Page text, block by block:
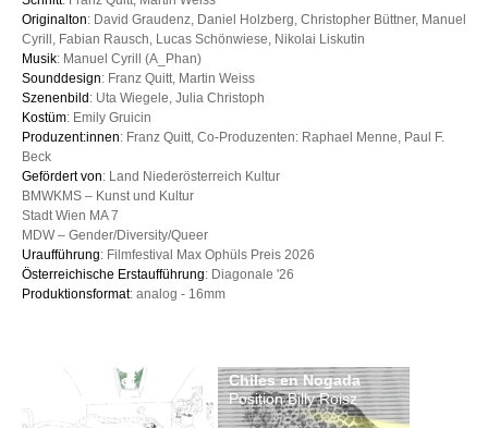
Originalton: David Graudenz, Daniel Holzberg, Christopher Büttner, Manuel
Cyrill, Fabian Rausch, Lucas Schönwiese, Nikolai Liskutin
Musik: Manuel Cyrill (A_Phan)
Sounddesign: Franz Quitt, Martin Weiss
Szenenbild : Uta Wiegele, Julia Christoph
Kostüm: Emily Gruicin
Produzent:innen: Franz Quitt, Co-Produzenten: Raphael Menne, Paul F.
Beck
Gefördert von: Land Niederösterreich Kultur
BMWKMS – Kunst und Kultur
Stadt Wien MA 7
MDW – Gender/Diversity/Queer
Uraufführung: Filmfestival Max Ophüls Preis 2026
Österreichische Erstaufführung: Diagonale '26
Produktionsformat: analog - 16mm
Challenges of a
Solitary Mind
Innovatives Kino
Chiles en Nogada
Position Billy Roisz